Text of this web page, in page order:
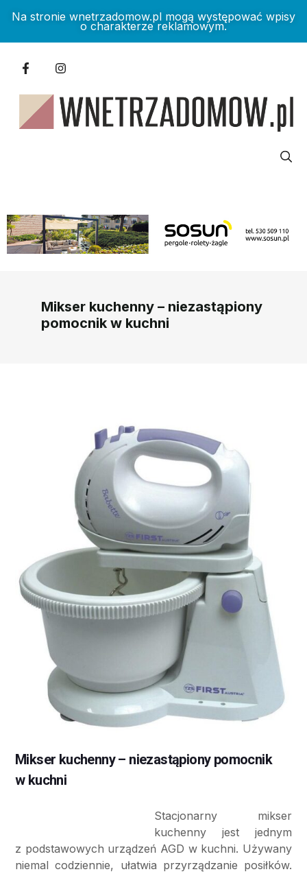
Na stronie wnetrzadomow.pl mogą występować wpisy
o charakterze reklamowym.
Mikser kuchenny – niezastąpiony
pomocnik w kuchni
Mikser kuchenny – niezastąpiony pomocnik
w kuchni
Stacjonarny mikser
kuchenny jest jednym
z podstawowych urządzeń AGD w kuchni. Używany
niemal codziennie, ułatwia przyrządzanie posiłków.